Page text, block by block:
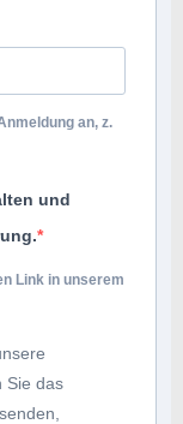
an, z.
und
Link in unserem
Sie das